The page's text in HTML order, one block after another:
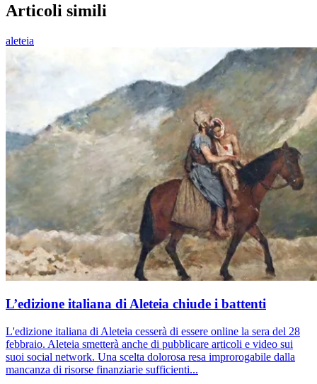
Articoli simili
aleteia
L’edizione italiana di Aleteia chiude i battenti
L'edizione italiana di Aleteia cesserà di essere online la sera del 28
febbraio. Aleteia smetterà anche di pubblicare articoli e video sui
suoi social network. Una scelta dolorosa resa improrogabile dalla
mancanza di risorse finanziarie sufficienti...